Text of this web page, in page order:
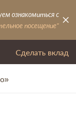
ознакомиться с
посещение"
Сделать вклад